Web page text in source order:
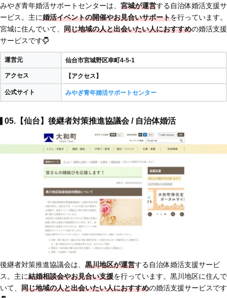
みやぎ青年婚活サポートセンターは、 宮城が運営する自治体婚活支援サ
ービス。主に婚活イベントの開催やお見合いサポートを行っています。
宮城に住んでいて、 同じ地域の人と出会いたい人におすすめの婚活支援
サービスです
運営元 仙台市宮城野区幸町4-5-1
アクセス 【アクセス】
公式サイト みやぎ青年婚活サポートセンター
05.【仙台】後継者対策推進協議会 / 自治体婚活
後継者対策推進協議会は、 黒川地区が運営する自治体婚活支援サービ
ス。主に結婚相談会やお見合い支援を行っています。黒川地区に住んで
いて、 同じ地域の人と出会いたい人におすすめの婚活支援サービスです